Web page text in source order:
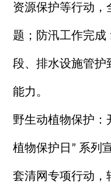
资源保护等行动，
题；防汛工作完成
段、排水设施管护
能力。
野生动植物保护：
植物保护日 ” 系列
套清网专项行动，